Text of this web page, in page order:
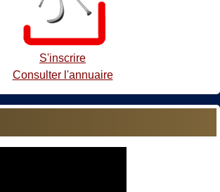
S'inscrire
Consulter l'annuaire